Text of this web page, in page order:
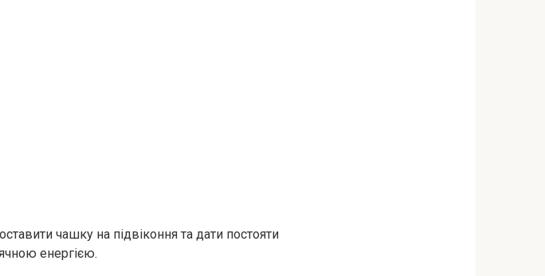
чашку на підвіконня та дати постояти
енергією.